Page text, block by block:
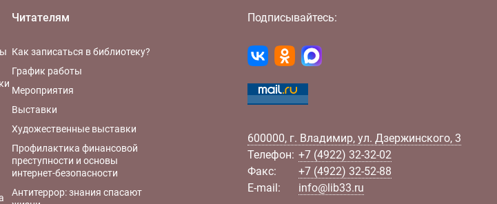
Читателям
Как записаться в библиотеку?
График работы
Мероприятия
Выставки
Художественные выставки
Профилактика финансовой
преступности и основы
интернет-безопасности
Антитеррор: знания спасают
Подписывайтесь:
600000, г. Владимир, ул. Дзержинского, 3
Телефон: +7 (4922) 32-32-02
Факс:
+7 (4922) 32-52-88
E-mail:
info@lib33.ru